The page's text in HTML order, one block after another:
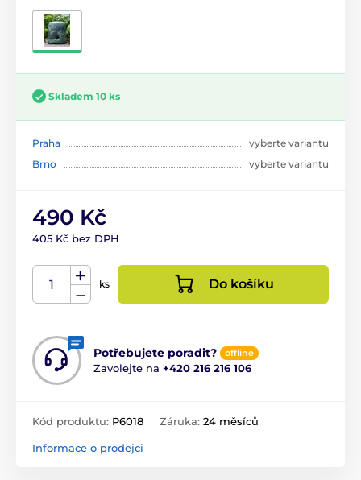
Skladem 10 ks
Praha
vyberte variantu
Brno
vyberte variantu
490 Kč
405 Kč bez DPH
ks Do košíku
Potřebujete poradit? offline
Zavolejte na +420 216 216 106
Kód produktu: P6018 Záruka: 24 měsíců
Informace o prodejci